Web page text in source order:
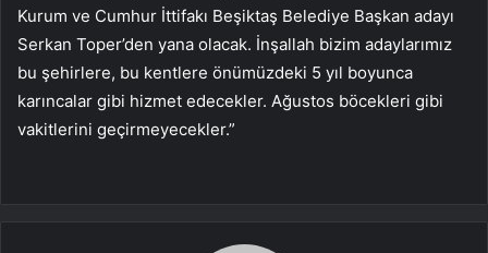
Kurum ve Cumhur İttifakı Beşiktaş Belediye Başkan adayı
Serkan Toper’den yana olacak. İnşallah bizim adaylarımız
bu şehirlere, bu kentlere önümüzdeki 5 yıl boyunca
karıncalar gibi hizmet edecekler. Ağustos böcekleri gibi
vakitlerini geçirmeyecekler.”